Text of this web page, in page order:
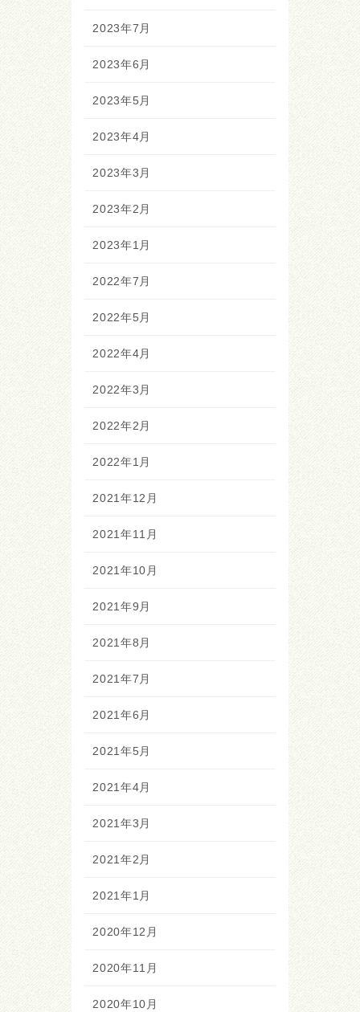
2023年7月
2023年6月
2023年5月
2023年4月
2023年3月
2023年2月
2023年1月
2022年7月
2022年5月
2022年4月
2022年3月
2022年2月
2022年1月
2021年12月
2021年11月
2021年10月
2021年9月
2021年8月
2021年7月
2021年6月
2021年5月
2021年4月
2021年3月
2021年2月
2021年1月
2020年12月
2020年11月
2020年10月